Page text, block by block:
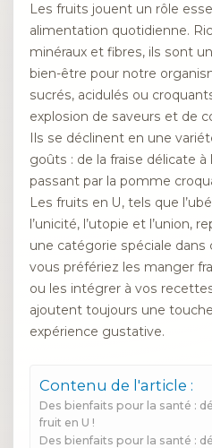
Les fruits jouent un rôle
alimentation quotidienne.
minéraux et fibres, ils sont
bien-être pour notre
sucrés, acidulés ou
explosion de saveurs et de
Ils se déclinent en une
goûts : de la fraise délicate à
passant par la pomme
Les fruits en U, tels que
l’unicité, l’utopie et l’union,
une catégorie spéciale dans
vous préfériez les manger
ou les intégrer à vos
ajoutent toujours une
expérience gustative.
Contenu de l'article :
Des bienfaits pour la santé :
fruit en U !
Des bienfaits pour la santé :